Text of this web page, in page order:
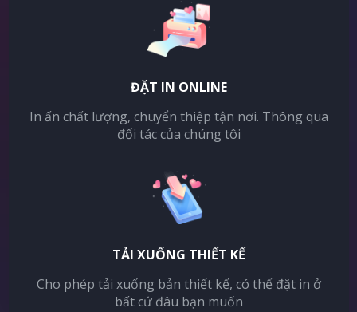
ĐẶT IN ONLINE
In ấn chất lượng, chuyển thiệp tận nơi. Thông qua
đối tác của chúng tôi
TẢI XUỐNG THIẾT KẾ
Cho phép tải xuống bản thiết kế, có thể đặt in ở
bất cứ đâu bạn muốn